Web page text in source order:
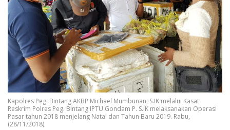
Kapolres Peg. Bintang AKBP Michael Mumbunan, S.IK melalui Kasat
Reskrim Polres Peg. Bintang IPTU Gondam P. S.IK melaksanakan Operasi
Pasar tahun 2018 menjelang Natal dan Tahun Baru 2019. Rabu,
(28/11/2018)